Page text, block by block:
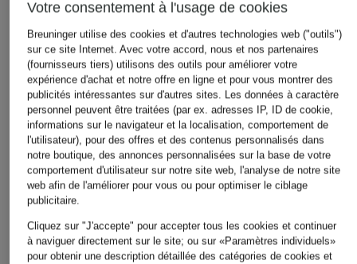
adidas Originals
Sneakers BW ARMY
150 €
+remise promotionnelle
VOILE BLANCHE
Baskets MIND 02
175,99 €
Meilleur prix:
149,59 €
219,99 €
+remise promotionnelle
AUTRY
Baskets DALLAS à
paillettes
164,99 €
Meilleur prix:
Votre consentement à l'usage de cookies
Breuninger utilise des cookies et d'autres technologies web ("outils")
sur ce site Internet. Avec votre accord, nous et nos partenaires
(fournisseurs tiers) utilisons des outils pour améliorer votre
expérience d'achat et notre offre en ligne et pour vous montrer des
publicités intéressantes sur d'autres sites. Les données à caractère
personnel peuvent être traitées (par ex. adresses IP, ID de cookie,
informations sur le navigateur et la localisation, comportement de
l'utilisateur), pour des offres et des contenus personnalisés dans
notre boutique, des annonces personnalisées sur la base de votre
comportement d'utilisateur sur notre site web, l'analyse de notre site
web afin de l'améliorer pour vous ou pour optimiser le ciblage
publicitaire.
Cliquez sur "J'accepte" pour accepter tous les cookies et continuer
à naviguer directement sur le site; ou sur «Paramètres individuels»
pour obtenir une description détaillée des catégories de cookies et